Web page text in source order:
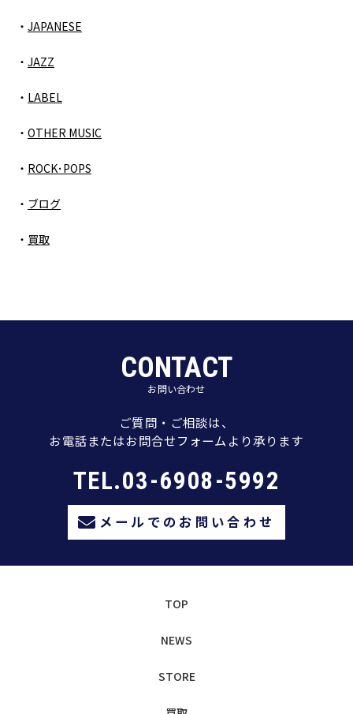
JAPANESE
JAZZ
LABEL
OTHER MUSIC
ROCK･POPS
ブログ
買取
CONTACT
お問い合わせ
ご質問・ご相談は、
お電話またはお問合せフォームより承ります
TEL.03-6908-5992
メールでのお問い合わせ
TOP
NEWS
STORE